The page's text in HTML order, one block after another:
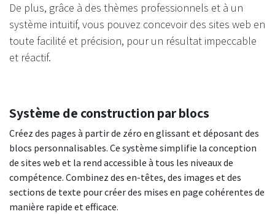
De plus, grâce à des thèmes professionnels et à un
système intuitif, vous pouvez concevoir des sites web en
toute facilité et précision, pour un résultat impeccable
et réactif.
Système de construction par blocs
Créez des pages à partir de zéro en glissant et déposant des
blocs personnalisables. Ce système simplifie la conception
de sites web et la rend accessible à tous les niveaux de
compétence. Combinez des en-têtes, des images et des
sections de texte pour créer des mises en page cohérentes de
manière rapide et efficace.